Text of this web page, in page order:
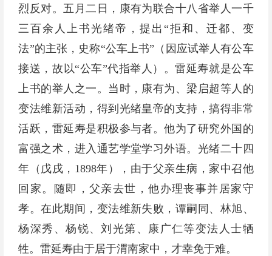
烈反对。五月二日，康有为联合十八省举人一千
三百余人上书光绪帝，提出“拒和、迁都、变
法”的主张，史称“公车上书”（因应试举人有公车
接送，故以“公车”代指举人）。雷延寿就是公车
上书的举人之一。当时，康有为、梁启超等人的
变法维新活动，得到光绪皇帝的支持，搞得非常
活跃，雷延寿是积极参与者。他为了研究外国的
富强之术，进入通艺学堂学习外语。光绪二十四
年（戊戌，1898年），由于父亲生病，家中召他
回家。随即，父亲去世，他办理丧事并居家守
孝。在此期间，变法维新失败，谭嗣同、林旭、
杨深秀、杨锐、刘光第、康广仁等变法人士牺
牲。雷延寿由于居于渭南家中，才幸免于难。